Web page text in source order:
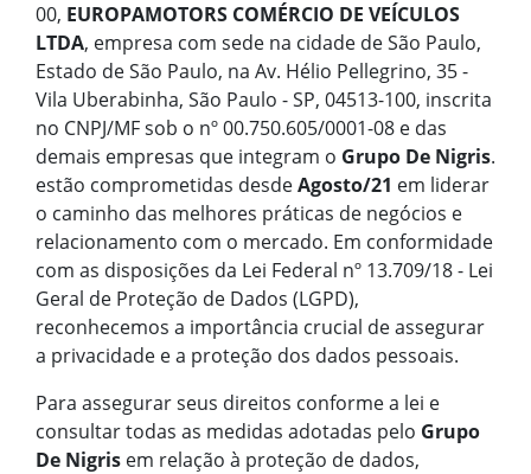
00, EUROPAMOTORS COMÉRCIO DE VEÍCULOS
LTDA, empresa com sede na cidade de São Paulo,
Estado de São Paulo, na Av. Hélio Pellegrino, 35 -
Vila Uberabinha, São Paulo - SP, 04513-100, inscrita
no CNPJ/MF sob o nº 00.750.605/0001-08 e das
demais empresas que integram o Grupo De Nigris.
estão comprometidas desdeAgosto/21 em liderar
o caminho das melhores práticas de negócios e
relacionamento com o mercado. Em conformidade
com as disposições da Lei Federal nº 13.709/18 - Lei
Geral de Proteção de Dados (LGPD),
reconhecemos a importância crucial de assegurar
a privacidade e a proteção dos dados pessoais.
Para assegurar seus direitos conforme a lei e
consultar todas as medidas adotadas pelo Grupo
De Nigris em relação à proteção de dados,